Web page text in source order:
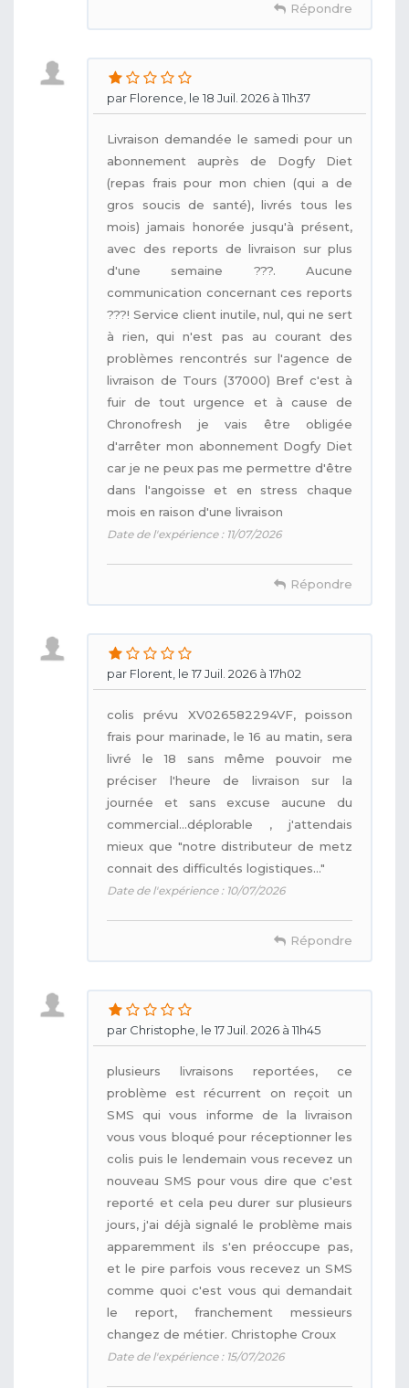
Répondre
par Florence, le 18 Juil. 2026 à 11h37
Livraison demandée le samedi pour un
abonnement auprès de Dogfy Diet
(repas frais pour mon chien (qui a de
gros soucis de santé), livrés tous les
mois) jamais honorée jusqu'à présent,
avec des reports de livraison sur plus
d'une semaine ???. Aucune
communication concernant ces reports
???! Service client inutile, nul, qui ne sert
à rien, qui n'est pas au courant des
problèmes rencontrés sur l'agence de
livraison de Tours (37000) Bref c'est à
fuir de tout urgence et à cause de
Chronofresh je vais être obligée
d'arrêter mon abonnement Dogfy Diet
car je ne peux pas me permettre d'être
dans l'angoisse et en stress chaque
mois en raison d'une livraison
Date de l'expérience : 11/07/2026
Répondre
par Florent, le 17 Juil. 2026 à 17h02
colis prévu XV026582294VF, poisson
frais pour marinade, le 16 au matin, sera
livré le 18 sans même pouvoir me
préciser l'heure de livraison sur la
journée et sans excuse aucune du
commercial...déplorable , j'attendais
mieux que "notre distributeur de metz
connait des difficultés logistiques..."
Date de l'expérience : 10/07/2026
Répondre
par Christophe, le 17 Juil. 2026 à 11h45
plusieurs livraisons reportées, ce
problème est récurrent on reçoit un
SMS qui vous informe de la livraison
vous vous bloqué pour réceptionner les
colis puis le lendemain vous recevez un
nouveau SMS pour vous dire que c'est
reporté et cela peu durer sur plusieurs
jours, j'ai déjà signalé le problème mais
apparemment ils s'en préoccupe pas,
et le pire parfois vous recevez un SMS
comme quoi c'est vous qui demandait
le report, franchement messieurs
changez de métier. Christophe Croux
Date de l'expérience : 15/07/2026